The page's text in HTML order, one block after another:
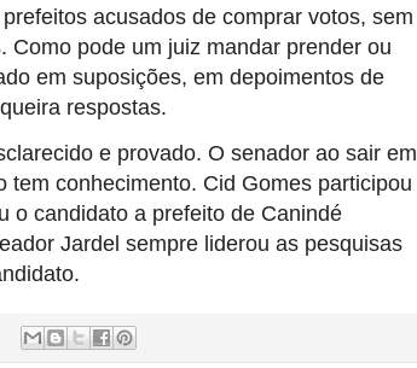
acusados de comprar votos, sem
Como pode um juiz mandar prender ou
em suposições, em depoimentos de
respostas.
e provado. O senador ao sair em
tem conhecimento. Cid Gomes participou
o candidato a prefeito de Canindé
Jardel sempre liderou as pesquisas